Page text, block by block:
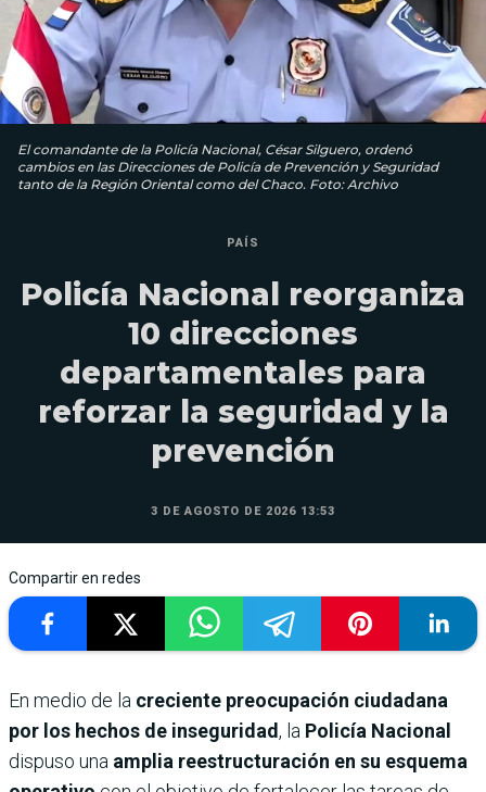
El comandante de la Policía Nacional, César Silguero, ordenó
cambios en las Direcciones de Policía de Prevención y Seguridad
tanto de la Región Oriental como del Chaco. Foto: Archivo
PAÍS
Policía Nacional reorganiza
10 direcciones
departamentales para
reforzar la seguridad y la
prevención
3 DE AGOSTO DE 2026 13:53
Compartir en redes
En medio de la creciente preocupación ciudadana
por los hechos de inseguridad, la Policía Nacional
dispuso una amplia reestructuración en su esquema